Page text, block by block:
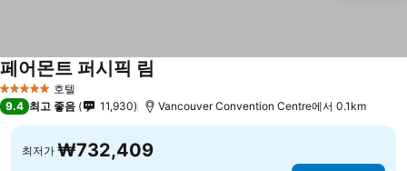
5 성급 호텔
페어몬트 퍼시픽 림
9.4 최고 좋음 11,930 Vancouver Convention Centre에서 0.1km
최저가 ₩732,409